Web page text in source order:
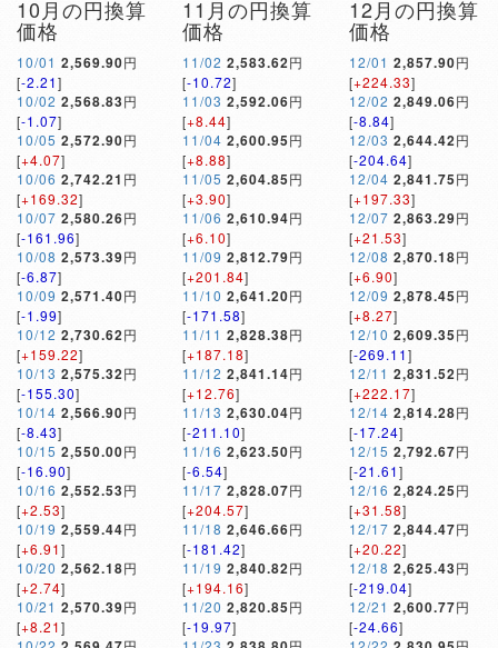
10月の円換算
価格
10/01 2,569.90円
[-2.21]
10/02 2,568.83円
[-1.07]
10/05 2,572.90円
[+4.07]
10/06 2,742.21 円
[+169.32]
10/07 2,580.26円
[-161.96]
10/08 2,573.39円
[-6.87]
10/09 2,571.40円
[-1.99]
10/12 2,730.62円
[+159.22]
10/13 2,575.32円
[-155.30]
10/14 2,566.90円
[-8.43]
10/15 2,550.00円
[-16.90]
10/16 2,552.53円
[+2.53]
10/19 2,559.44円
[+6.91]
10/20 2,562.18円
[+2.74]
10/21 2,570.39円
[+8.21]
11月の円換算
価格
11/02 2,583.62円
[-10.72]
11/03 2,592.06円
[+8.44]
11/04 2,600.95円
[+8.88]
11/05 2,604.85円
[+3.90]
11/06 2,610.94円
[+6.10]
11/09 2,812.79円
[+201.84]
11/10 2,641.20円
[-171.58]
11/11 2,828.38円
[+187.18]
11/12 2,841.14円
[+12.76]
11/13 2,630.04円
[-211.10]
11/16 2,623.50円
[-6.54]
11/17 2,828.07円
[+204.57]
11/18 2,646.66円
[-181.42]
11/19 2,840.82円
[+194.16]
11/20 2,820.85円
[-19.97]
12月の円換算
価格
12/01 2,857.90円
[+224.33]
12/02 2,849.06円
[-8.84]
12/03 2,644.42円
[-204.64]
12/04 2,841.75円
[+197.33]
12/07 2,863.29円
[+21.53]
12/08 2,870.18円
[+6.90]
12/09 2,878.45円
[+8.27]
12/10 2,609.35円
[-269.11]
12/11 2,831.52円
[+222.17]
12/14 2,814.28円
[-17.24]
12/15 2,792.67円
[-21.61]
12/16 2,824.25円
[+31.58]
12/17 2,844.47円
[+20.22]
12/18 2,625.43円
[-219.04]
12/21 2,600.77円
[-24.66]